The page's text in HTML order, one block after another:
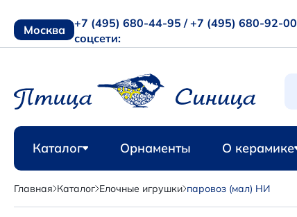
Москва +7 (495) 680-44-95 / +7 (495) 680-92-00
соцсети:
Каталог Орнаменты О керамике
Главная Каталог Елочные игрушки паровоз (мал) НИ